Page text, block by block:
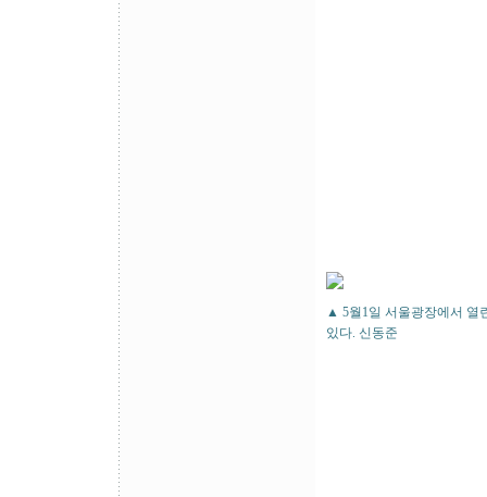
▲ 5월1일 서울광장에서 열
있다. 신동준